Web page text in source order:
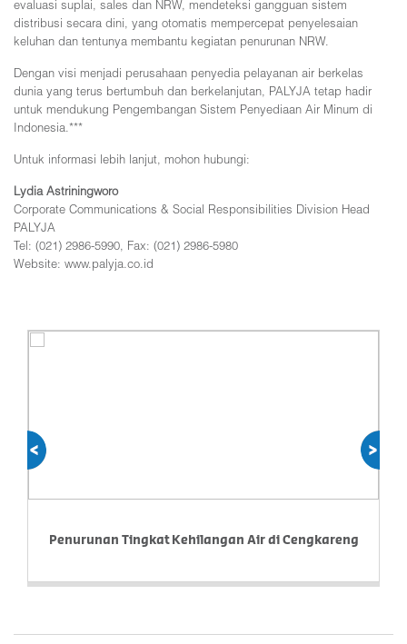
evaluasi suplai, sales dan NRW, mendeteksi gangguan sistem
distribusi secara dini, yang otomatis mempercepat penyelesaian
keluhan dan tentunya membantu kegiatan penurunan NRW.
Dengan visi menjadi perusahaan penyedia pelayanan air berkelas
dunia yang terus bertumbuh dan berkelanjutan, PALYJA tetap hadir
untuk mendukung Pengembangan Sistem Penyediaan Air Minum di
Indonesia.***
Untuk informasi lebih lanjut, mohon hubungi:
Lydia Astriningworo
Corporate Communications & Social Responsibilities Division Head
PALYJA
Tel: (021) 2986-5990, Fax: (021) 2986-5980
Website: www.palyja.co.id
Penurunan Tingkat Kehilangan Air di Cengkareng
prev next